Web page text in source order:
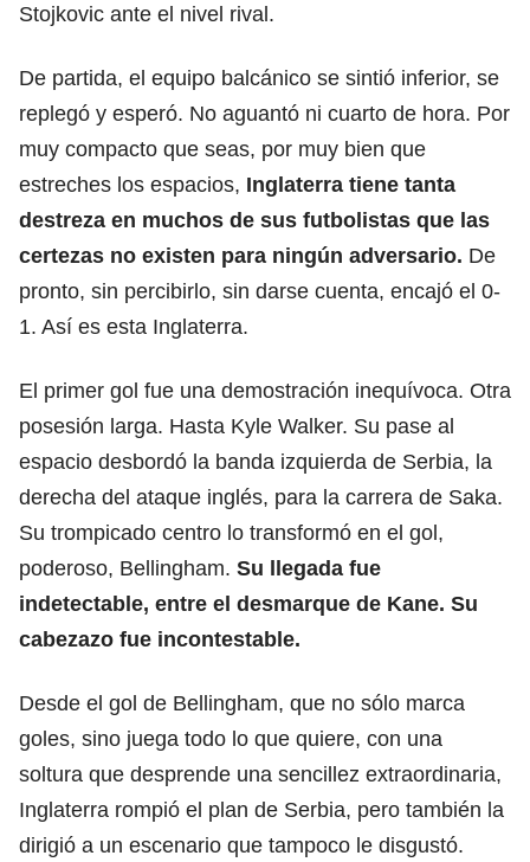
Stojkovic ante el nivel rival.
De partida, el equipo balcánico se sintió inferior, se
replegó y esperó. No aguantó ni cuarto de hora. Por
muy compacto que seas, por muy bien que
estreches los espacios, Inglaterra tiene tanta
destreza en muchos de sus futbolistas que las
certezas no existen para ningún adversario. De
pronto, sin percibirlo, sin darse cuenta, encajó el 0-
1. Así es esta Inglaterra.
El primer gol fue una demostración inequívoca. Otra
posesión larga. Hasta Kyle Walker. Su pase al
espacio desbordó la banda izquierda de Serbia, la
derecha del ataque inglés, para la carrera de Saka.
Su trompicado centro lo transformó en el gol,
poderoso, Bellingham. Su llegada fue
indetectable, entre el desmarque de Kane. Su
cabezazo fue incontestable.
Desde el gol de Bellingham, que no sólo marca
goles, sino juega todo lo que quiere, con una
soltura que desprende una sencillez extraordinaria,
Inglaterra rompió el plan de Serbia, pero también la
dirigió a un escenario que tampoco le disgustó.